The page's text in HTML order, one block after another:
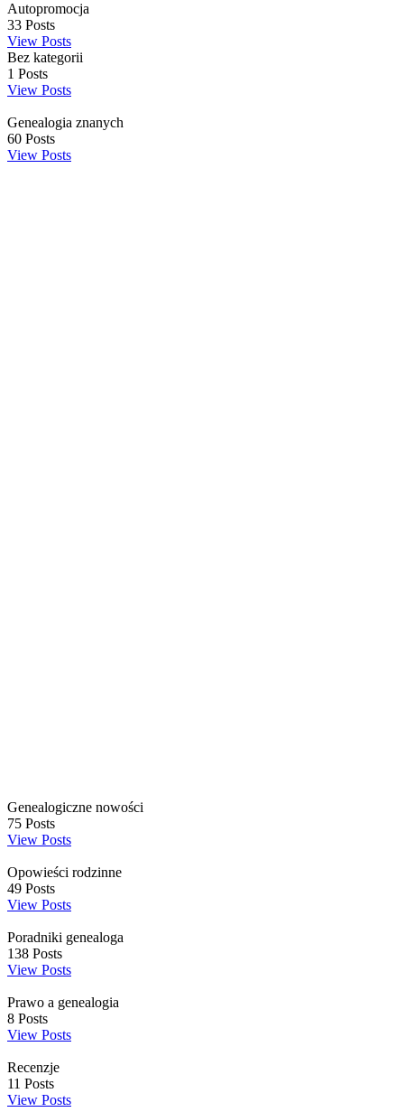
Autopromocja
33 Posts
View Posts
Bez kategorii
1 Posts
View Posts
Genealogia znanych
60 Posts
View Posts
Genealogiczne nowości
75 Posts
View Posts
Opowieści rodzinne
49 Posts
View Posts
Poradniki genealoga
138 Posts
View Posts
Prawo a genealogia
8 Posts
View Posts
Recenzje
11 Posts
View Posts